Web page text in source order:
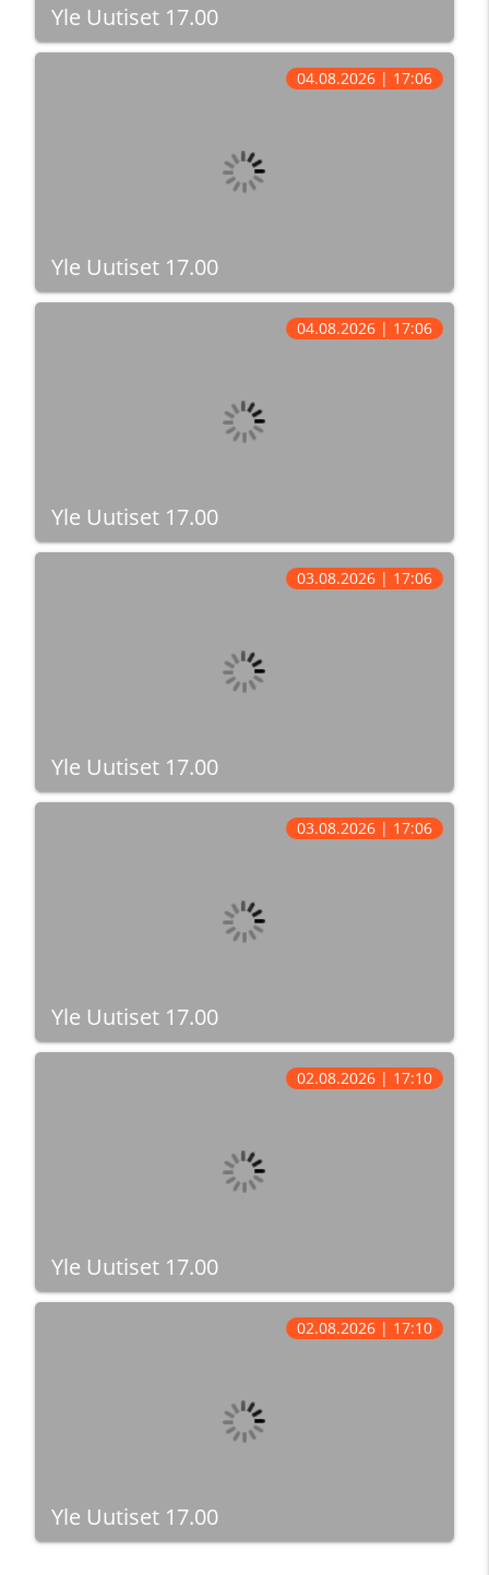
Yle Uutiset 17.00
Yle Uutiset 17.00
04.08.2026 | 17:06
Yle Uutiset 17.00
04.08.2026 | 17:06
Yle Uutiset 17.00
03.08.2026 | 17:06
Yle Uutiset 17.00
03.08.2026 | 17:06
Yle Uutiset 17.00
02.08.2026 | 17:10
Yle Uutiset 17.00
02.08.2026 | 17:10